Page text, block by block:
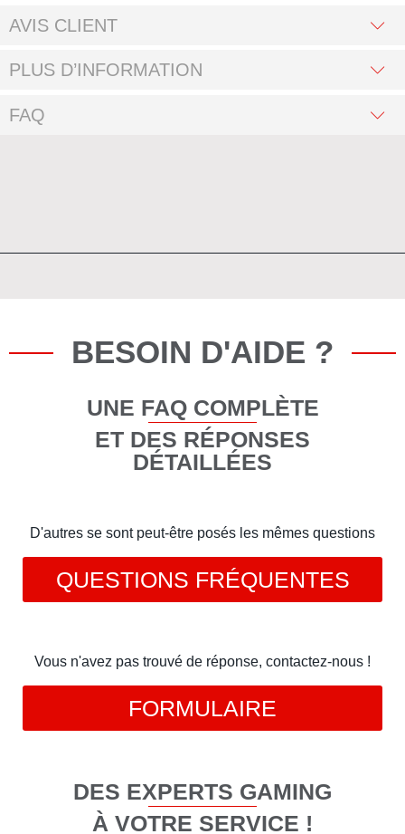
AVIS CLIENT
PLUS D’INFORMATION
FAQ
BESOIN D'AIDE ?
UNE FAQ COMPLÈTE
ET DES RÉPONSES
DÉTAILLÉES
D'autres se sont peut-être posés les mêmes questions
QUESTIONS FRÉQUENTES
Vous n'avez pas trouvé de réponse, contactez-nous !
FORMULAIRE
DES EXPERTS GAMING
À VOTRE SERVICE !